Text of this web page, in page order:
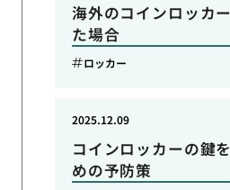
海外のコインロッカ
た場合
ロッカー
コインロッカーの鍵
めの予防策
2025.12.09